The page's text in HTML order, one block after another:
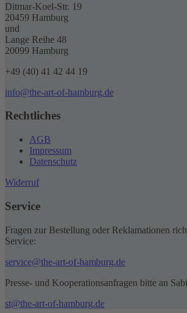
Ditmar-Koel-Str. 19
20459 Hamburg
und
Lange Reihe 48
20099 Hamburg
+49 (40) 41 42 44 19
info@the-art-of-hamburg.de
Rechtliches
AGB
Impressum
Datenschutz
Widerruf
Service
Fragen zur Bestellung oder Reklamationen
Service:
service@the-art-of-hamburg.de
Presse- und Kooperationsanfragen bitte an
st@the-art-of-hamburg.de